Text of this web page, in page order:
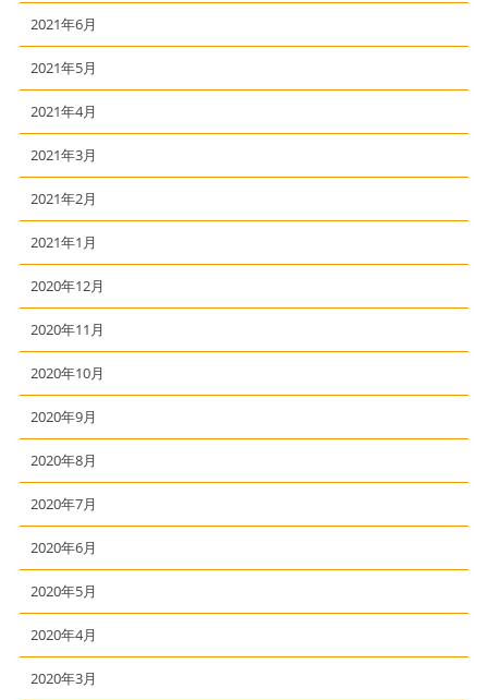
2021年6月
2021年5月
2021年4月
2021年3月
2021年2月
2021年1月
2020年12月
2020年11月
2020年10月
2020年9月
2020年8月
2020年7月
2020年6月
2020年5月
2020年4月
2020年3月